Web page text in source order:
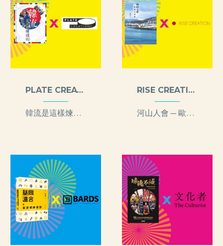
PLATE CREATIONS LIMITED
韓流是這樣煉成的！
RISE CREATION (HONG KONG) LIMITED
河山人會 — 歐遊史地情